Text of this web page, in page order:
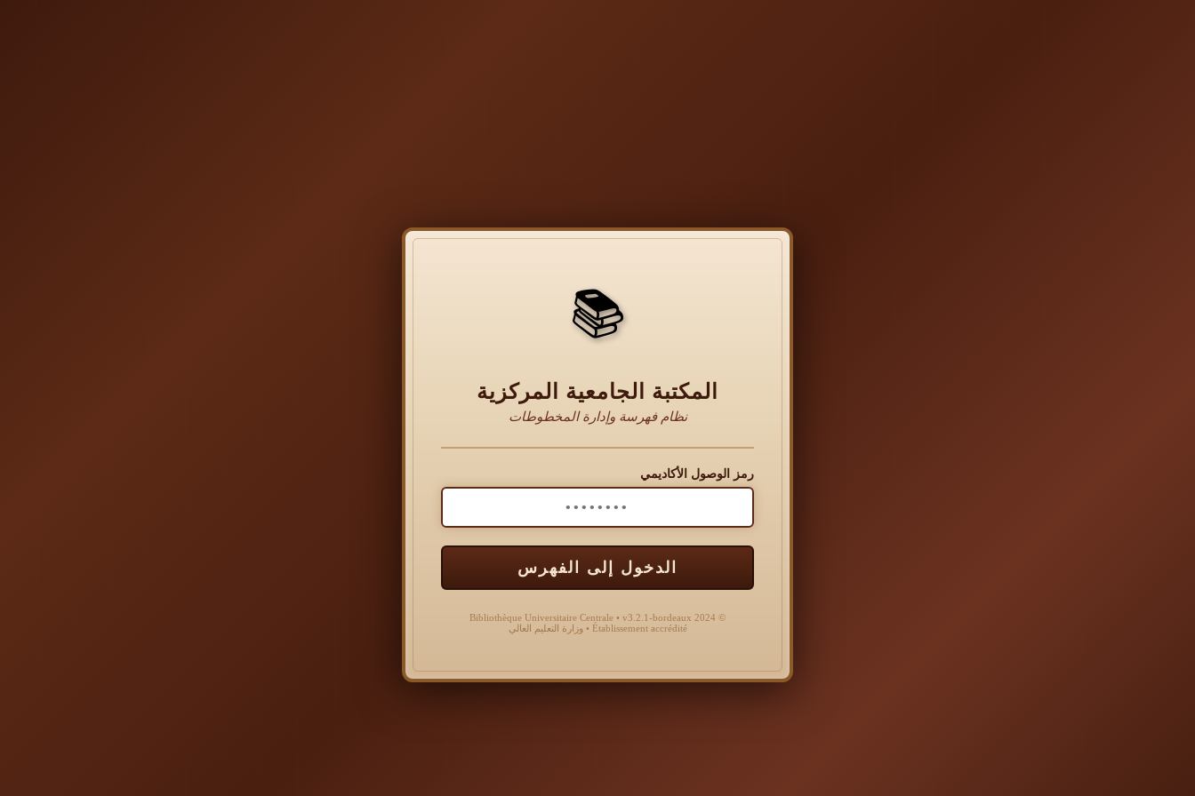
📚
المكتبة الجامعية المركزية
نظام فهرسة وإدارة المخطوطات
رمز الوصول الأكاديمي
الدخول إلى الفهرس
© 2024 Bibliothèque Universitaire Centrale • v3.2.1-bordeaux
Établissement accrédité • وزارة التعليم العالي